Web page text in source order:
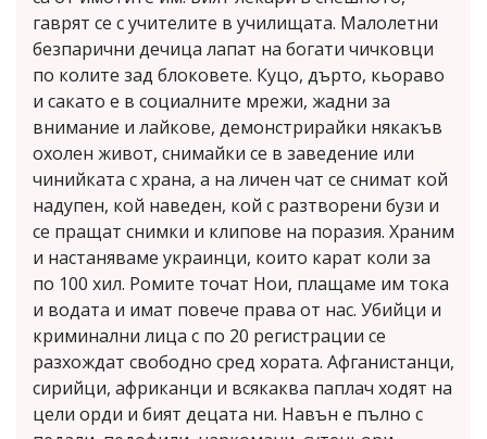
гаврят се с учителите в училищата. Малолетни
безпарични дечица лапат на богати чичковци
по колите зад блоковете. Куцо, дърто, кьораво
и сакато е в социалните мрежи, жадни за
внимание и лайкове, демонстрирайки някакъв
охолен живот, снимайки се в заведение или
чинийката с храна, а на личен чат се снимат кой
надупен, кой наведен, кой с разтворени бузи и
се пращат снимки и клипове на поразия. Храним
и настаняваме украинци, които карат коли за
по 100 хил. Ромите точат Нои, плащаме им тока
и водата и имат повече права от нас. Убийци и
криминални лица с по 20 регистрации се
разхождат свободно сред хората. Афганистанци,
сирийци, африканци и всякаква паплач ходят на
цели орди и бият децата ни. Навън е пълно с